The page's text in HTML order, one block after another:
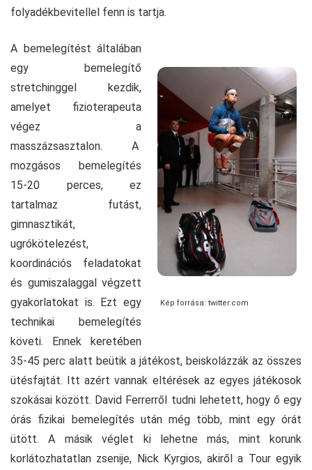
folyadékbevitellel fenn is tartja.
Kép forrása: twitter.com
A bemelegítést általában
egy bemelegítő
stretchinggel kezdik,
amelyet fizioterapeuta
végez a
masszázsasztalon. A
mozgásos bemelegítés
15-20 perces, ez
tartalmaz futást,
gimnasztikát,
ugrókötelezést,
koordinációs feladatokat
és gumiszalaggal végzett
gyakorlatokat is. Ezt egy
technikai bemelegítés
követi. Ennek keretében
35-45 perc alatt beütik a játékost, beiskolázzák az összes
ütésfajtát. Itt azért vannak eltérések az egyes játékosok
szokásai között. David Ferrerről tudni lehetett, hogy ő egy
órás fizikai bemelegítés után még több, mint egy órát
ütött. A másik véglet ki lehetne más, mint korunk
korlátozhatatlan zsenije, Nick Kyrgios, akiről a Tour egyik